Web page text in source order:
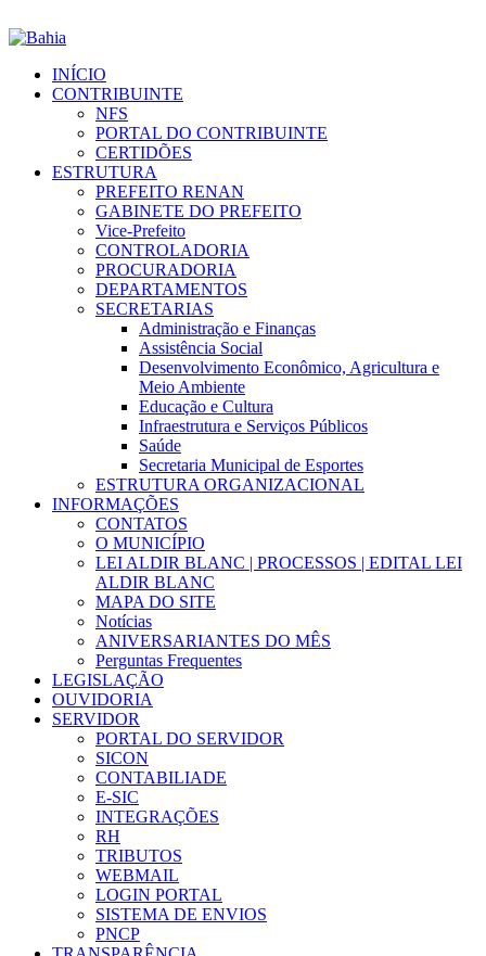
INÍCIO
CONTRIBUINTE
NFS
PORTAL DO CONTRIBUINTE
CERTIDÕES
ESTRUTURA
PREFEITO RENAN
GABINETE DO PREFEITO
Vice-Prefeito
CONTROLADORIA
PROCURADORIA
DEPARTAMENTOS
SECRETARIAS
Administração e Finanças
Assistência Social
Desenvolvimento Econômico, Agricultura e
Meio Ambiente
Educação e Cultura
Infraestrutura e Serviços Públicos
Saúde
Secretaria Municipal de Esportes
ESTRUTURA ORGANIZACIONAL
INFORMAÇÕES
CONTATOS
O MUNICÍPIO
LEI ALDIR BLANC | PROCESSOS | EDITAL LEI
ALDIR BLANC
MAPA DO SITE
Notícias
ANIVERSARIANTES DO MÊS
Perguntas Frequentes
LEGISLAÇÃO
OUVIDORIA
SERVIDOR
PORTAL DO SERVIDOR
SICON
CONTABILIADE
E-SIC
INTEGRAÇÕES
RH
TRIBUTOS
WEBMAIL
LOGIN PORTAL
SISTEMA DE ENVIOS
PNCP